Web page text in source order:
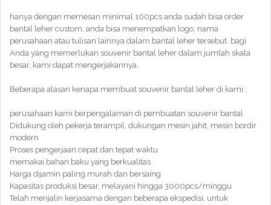
hanya dengan memesan minimal 100pcs anda sudah bisa order
bantal leher custom, anda bisa menempatkan logo, nama
perusahaan atau tulisan lainnya dalam bantal leher tersebut. bagi
Anda yang memerlukan souvenir bantal leher dalam jumlah skala
besar, kami dapat mengerjakannya.
Beberapa alasan kenapa membuat souvenir bantal leher di kami ;
perusahaan kami berpengalaman di pembuatan souvenir bantal
Didukung oleh pekerja terampil, dukungan mesin jahit, mesin bordir
modern
Proses pengerjaan cepat dan tepat waktu
memakai bahan baku yang berkualitas
Harga dijamin paling murah dan bersaing
Kapasitas produksi besar, melayani hingga 3000pcs/minggu
Telah menjalin kerjasama dengan beberapa ekspedisi, untuk